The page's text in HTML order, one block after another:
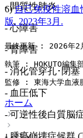
6)自己免疫性溶血
版. 2023年3月.
最終更新 : 2026年2
執筆 : HOKUTO編集
監修 : 東海大学血液
ホーム
- 間質性肺炎
- 心障害
- 腎障害
- 消化管穿孔･閉塞
- 血圧低下
- 可逆性後白質脳
- 腫瘍崩壊症候群